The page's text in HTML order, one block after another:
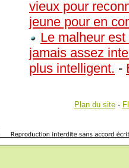
vieux pour
jeune pour en
Le malheur
jamais assez
plus intelligent. -
Plan du site-